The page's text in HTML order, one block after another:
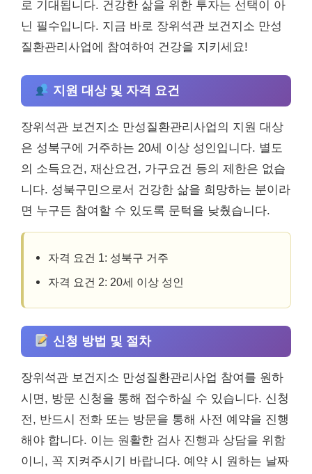
로 기대됩니다. 건강한 삶을 위한 투자는 선택이 아
닌 필수입니다. 지금 바로 장위석관 보건지소 만성
질환관리사업에 참여하여 건강을 지키세요!
지원 대상 및 자격 요건
장위석관 보건지소 만성질환관리사업의 지원 대상
은 성북구에 거주하는 20세 이상 성인입니다. 별도
의 소득요건, 재산요건, 가구요건 등의 제한은 없습
니다. 성북구민으로서 건강한 삶을 희망하는 분이라
면 누구든 참여할 수 있도록 문턱을 낮췄습니다.
자격 요건 1: 성북구 거주
자격 요건 2: 20세 이상 성인
신청 방법 및 절차
장위석관 보건지소 만성질환관리사업 참여를 원하
시면, 방문 신청을 통해 접수하실 수 있습니다. 신청
전, 반드시 전화 또는 방문을 통해 사전 예약을 진행
해야 합니다. 이는 원활한 검사 진행과 상담을 위함
이니, 꼭 지켜주시기 바랍니다. 예약 시 원하는 날짜